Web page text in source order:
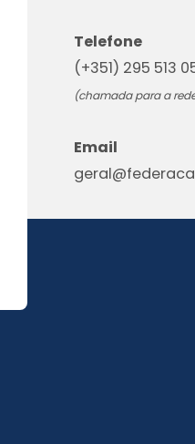
Telefone
(+351) 295 513
(chamada para a
Email